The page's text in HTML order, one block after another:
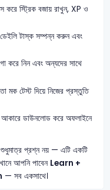
করে স্ট্রিক বজায় রাখুন, XP ও
ডেইলি টাস্ক সম্পন্ন করুন এবং
করে নিন এবং অন্যদের সাথে
মক টেস্ট দিয়ে নিজের প্রস্তুতি
ডাউনলোড করে অফলাইনে
প্রশ্ন নয় — এটি একটি
আপনি পাবেন Learn +
— সব একসাথে।